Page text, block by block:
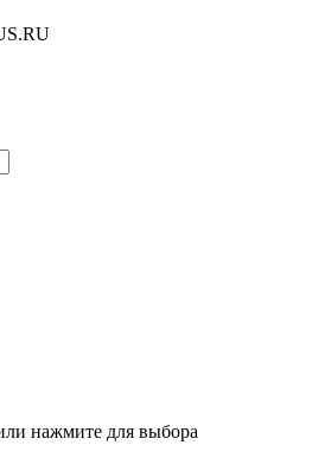
нажмите для выбора